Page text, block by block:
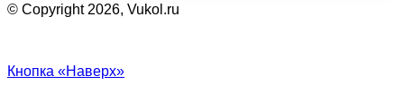
© Copyright 2026, Vukol.ru
Кнопка «Наверх»